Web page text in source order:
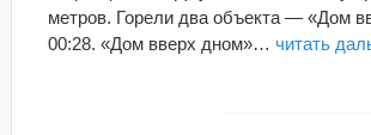
метров. Горели два объекта — «Дом
00:28. «Дом вверх дном»… читать